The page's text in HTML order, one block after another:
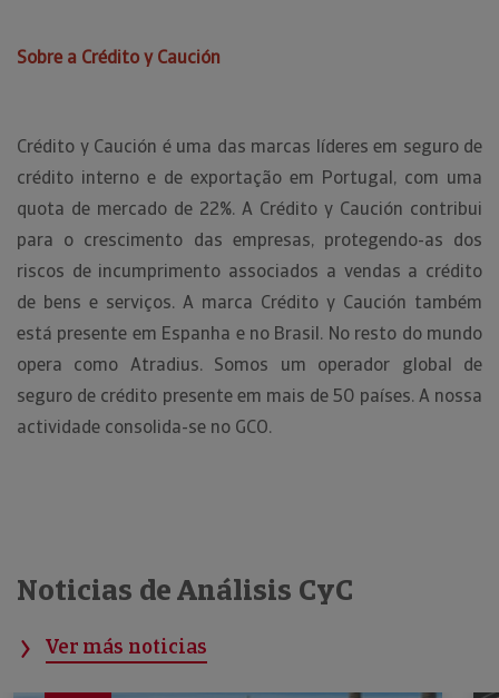
Sobre a Crédito y Caución
Crédito y Caución é uma das marcas líderes em seguro de
crédito interno e de exportação em Portugal, com uma
quota de mercado de 22%. A Crédito y Caución contribui
para o crescimento das empresas, protegendo-as dos
riscos de incumprimento associados a vendas a crédito
de bens e serviços. A marca Crédito y Caución também
está presente em Espanha e no Brasil. No resto do mundo
opera como Atradius. Somos um operador global de
seguro de crédito presente em mais de 50 países. A nossa
actividade consolida-se no GCO.
Noticias de Análisis CyC
Ver más noticias